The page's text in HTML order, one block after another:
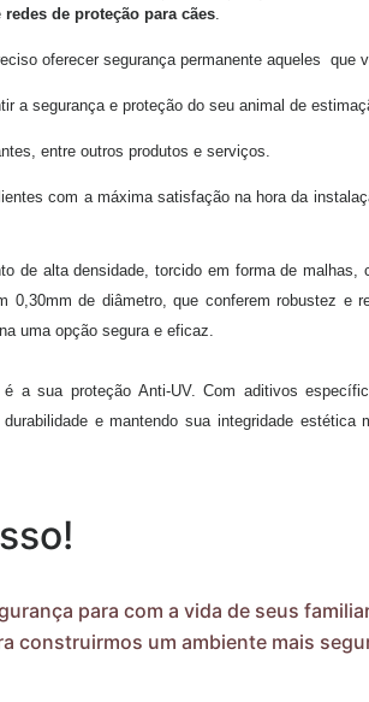
redes de proteção para cães.
oferecer segurança permanente aqueles que
a segurança e proteção do seu animal de
entre outros produtos e serviços.
com a máxima satisfação na hora da
de alta densidade, torcido em forma de malhas,
de diâmetro, que conferem robustez e
uma opção segura e eficaz.
a sua proteção Anti-UV. Com aditivos
e mantendo sua integridade estética
para com a vida de seus
construirmos um ambiente mais